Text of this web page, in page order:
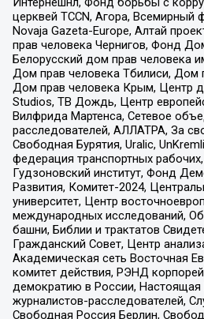
церквей TCCN, Агора, Всемирный
Novaja Gazeta-Europe, Алтай
прав человека Чернигов, Фонд
Белорусский дом прав человека
Дом прав человека Тбилиси, Дом
Дом прав человека Крым, Центр
Studios, ТВ Дождь, Центр
Вилфрида Мартенса, Сетевое
расследователей, АЛЛАТРА, За
Свободная Бурятия, Uralic,
федерация транспортных
Гудзоновский институт, Фонд
Развития, Комитет-2024,
университет, Центр
международных исследований,
башни, Библии и трактатов
Гражданский Совет, Центр
Академическая сеть Восточная
комитет действия, РЭНД
демократию в России, Настоящая
журналистов-расследователей,
Свободная Россия Берлин,